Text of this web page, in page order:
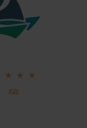
★ ★ ★